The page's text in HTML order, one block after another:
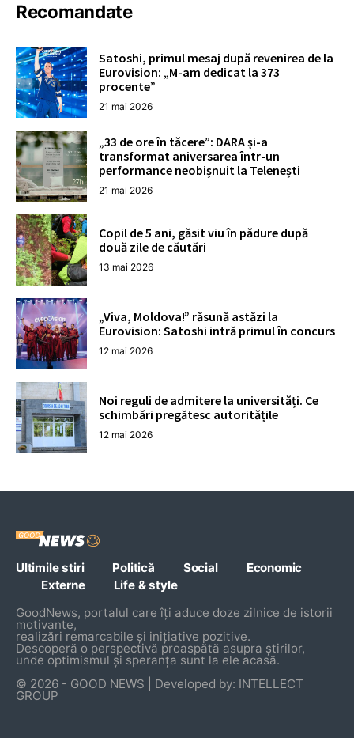
Recomandate
Satoshi, primul mesaj după revenirea de la
Eurovision: „M-am dedicat la 373
procente”
21 mai 2026
„33 de ore în tăcere”: DARA și-a
transformat aniversarea într-un
performance neobișnuit la Telenești
21 mai 2026
Copil de 5 ani, găsit viu în pădure după
două zile de căutări
13 mai 2026
„Viva, Moldova!” răsună astăzi la
Eurovision: Satoshi intră primul în concurs
12 mai 2026
Noi reguli de admitere la universități. Ce
schimbări pregătesc autoritățile
12 mai 2026
Ultimile stiri Politică Social
Economic
Externe
Life & style
GoodNews, portalul care îți aduce doze zilnice de istorii
motivante,
realizări remarcabile și inițiative pozitive.
Descoperă o perspectivă proaspătă asupra știrilor,
unde optimismul și speranța sunt la ele acasă.
© 2026 - GOOD NEWS | Developed by: INTELLECT
GROUP